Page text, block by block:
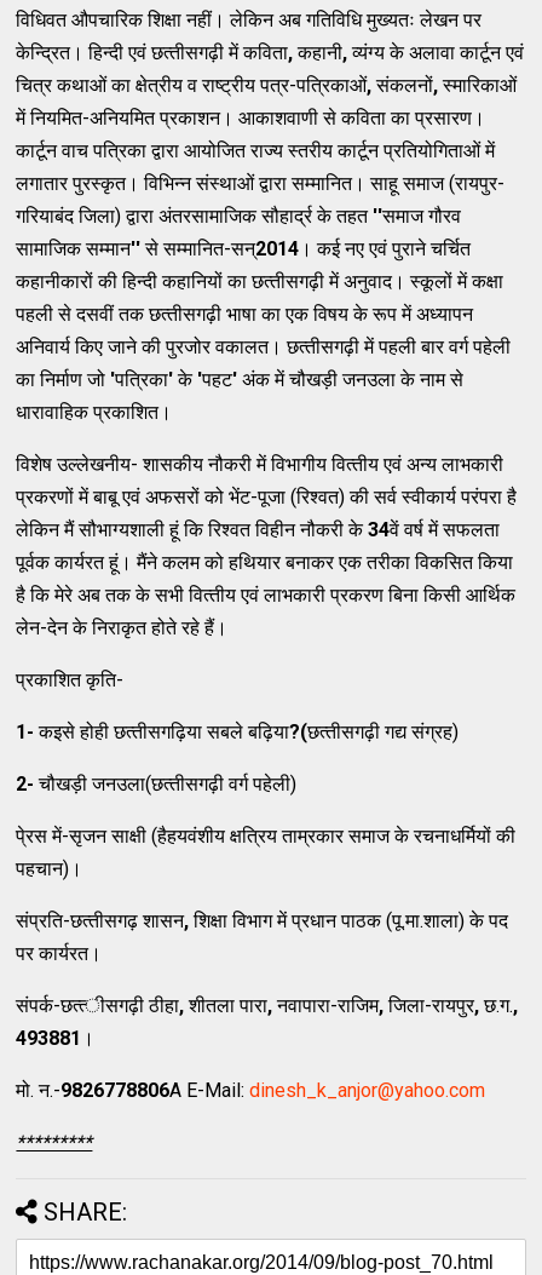
विधिवत औपचारिक शिक्षा नहीं। लेकिन अब गतिविधि मुख्‍यतः लेखन पर
केन्‍द्रित। हिन्‍दी एवं छत्‍तीसगढ़ी में कविता,कहानी,व्‍यंग्‍य के अलावा कार्टून एवं
चित्र कथाओं का क्षेत्रीय व राष्‍ट्रीय पत्र-पत्रिकाओं,संकलनों,स्‍मारिकाओं
में नियमित-अनियमित प्रकाशन। आकाशवाणी से कविता का प्रसारण।
कार्टून वाच पत्रिका द्वारा आयोजित राज्‍य स्‍तरीय कार्टून प्रतियोगिताओं में
लगातार पुरस्‍कृत। विभिन्‍न संस्‍थाओं द्वारा सम्‍मानित। साहू समाज (रायपुर-
गरियाबंद जिला) द्वारा अंतरसामाजिक सौहार्द्र के तहत ''समाज गौरव
सामाजिक सम्‍मान''से सम्‍मानित-सन्‌2014 । कई नए एवं पुराने चर्चित
कहानीकारों की हिन्‍दी कहानियों का छत्‍तीसगढ़ी में अनुवाद। स्‍कूलों में कक्षा
पहली से दसवीं तक छत्‍तीसगढ़ी भाषा का एक विषय के रूप में अध्‍यापन
अनिवार्य किए जाने की पुरजोर वकालत। छत्‍तीसगढ़ी में पहली बार वर्ग पहेली
का निर्माण जो 'पत्रिका'के 'पहट'अंक में चौखड़ी जनउला के नाम से
धारावाहिक प्रकाशित।
विशेष उल्‍लेखनीय- शासकीय नौकरी में विभागीय वित्‍तीय एवं अन्‍य लाभकारी
प्रकरणों में बाबू एवं अफसरों को भेंट-पूजा (रिश्‍वत) की सर्व स्‍वीकार्य परंपरा है
लेकिन मैं सौभाग्‍यशाली हूं कि रिश्‍वत विहीन नौकरी के34वें वर्ष में सफलता
पूर्वक कार्यरत हूं। मैंने कलम को हथियार बनाकर एक तरीका विकसित किया
है कि मेरे अब तक के सभी वित्‍तीय एवं लाभकारी प्रकरण बिना किसी आर्थिक
लेन-देन के निराकृत होते रहे हैं।
प्रकाशित कृति-
1-कइसे होही छत्‍तीसगढ़िया सबले बढ़िया?(छत्‍तीसगढ़ी गद्य संग्रह)
2-चौखड़ी जनउला(छत्‍तीसगढ़ी वर्ग पहेली)
पे्रस में-सृजन साक्षी (हैहयवंशीय क्षत्रिय ताम्रकार समाज के रचनाधर्मियों की
पहचान)।
संप्रति-छत्‍तीसगढ़ शासन,शिक्षा विभाग में प्रधान पाठक (पू.मा.शाला) के पद
पर कार्यरत।
संपर्क-छत्‍त्‍ीसगढ़ी ठीहा,शीतला पारा,नवापारा-राजिम,जिला-रायपुर,छ.ग.,
493881 ।
मो. न.-9826778806A E-Mail:dinesh_k_anjor@yahoo.com
*********
SHARE: